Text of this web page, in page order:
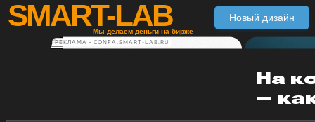
SMART-LAB
Мы делаем деньги на бирже
Новый дизайн
РЕКЛАМА • CONFA.SMART-LAB.RU